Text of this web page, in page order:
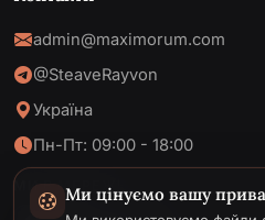
admin@maximorum.com
@SteaveRayvon
Україна
Пн-Пт: 09:00 - 18:00
МИ В МЕРЕЖІМи цінуємо вашу